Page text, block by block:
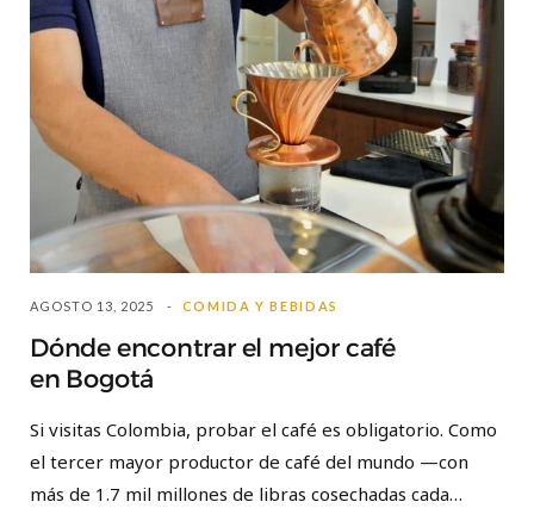
AGOSTO 13, 2025 COMIDA Y BEBIDAS
Dónde encontrar el mejor café
en Bogotá
Si visitas Colombia, probar el café es obligatorio. Como
el tercer mayor productor de café del mundo —con
más de 1.7 mil millones de libras cosechadas cada…